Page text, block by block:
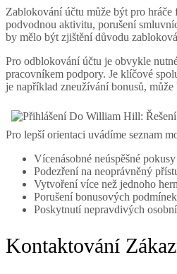
Zablokování účtu může být pro
podvodnou aktivitu, porušení
by mělo být zjištění důvodu
Pro odblokování účtu je obvykle
pracovníkem podpory. Je klíčové
je například zneužívání bonusů,
Pro lepší orientaci uvádíme seznam
Vícenásobné neúspěšné
Podezření na neoprávněný
Vytvoření více než jednoho
Porušení bonusových
Poskytnutí nepravdivých
Kontaktování